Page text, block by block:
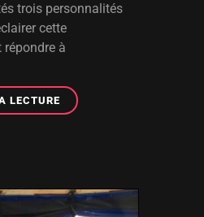
trois personnalités
cette
à
LECTURECONFÉRENCE-
DÉBAT